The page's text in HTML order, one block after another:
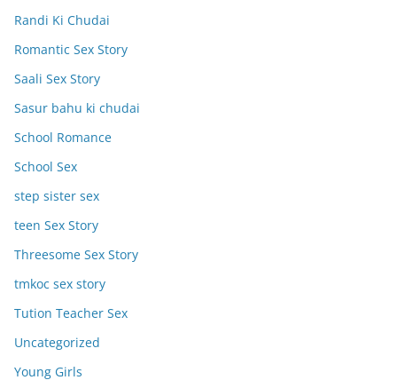
Randi Ki Chudai
Romantic Sex Story
Saali Sex Story
Sasur bahu ki chudai
School Romance
School Sex
step sister sex
teen Sex Story
Threesome Sex Story
tmkoc sex story
Tution Teacher Sex
Uncategorized
Young Girls